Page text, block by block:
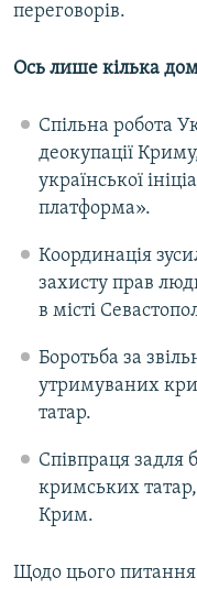
переговорів.
Ось лише кілька
Спільна робота
деокупації
української
платформа».
Координація
захисту прав
в місті
Боротьба за
утримуваних
татар.
Співпраця задля
кримських
Крим.
Щодо цього питання